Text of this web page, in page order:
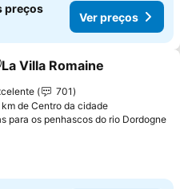
preços
Ver preços
aos favoritos
Villa Romaine
701
km de Centro da cidade
para os penhascos do rio Dordogne